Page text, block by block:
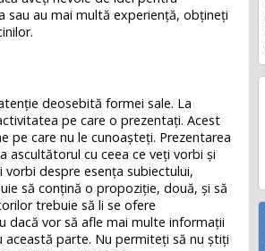
sau au mai multă experienţă, obţineţi
deosebită formei sale. La
pe care o prezentaţi. Acest
pe care nu le cunoaşteţi. Prezentarea
ascultătorul cu ceea ce veţi vorbi şi
despre esenţa subiectului,
să conţină o propoziţie, două, şi să
trebuie să li se ofere
dacă vor să afle mai multe informaţii
parte. Nu permiteţi să nu ştiţi